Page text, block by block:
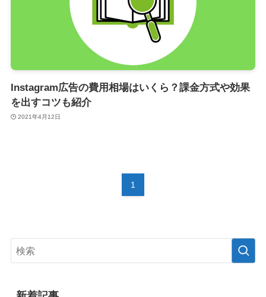
Instagram広告の費用相場はいくら？課金方式や効果
を出すコツも紹介
2021年4月12日
1